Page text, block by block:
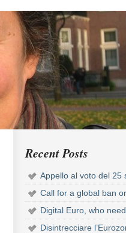
Recent Posts
Appello al voto del 25
Call for a global ban
Digital Euro, who
Disintrecciare